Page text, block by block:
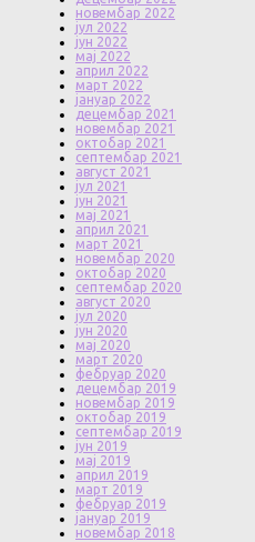
новембар 2022
јул 2022
јун 2022
мај 2022
април 2022
март 2022
јануар 2022
децембар 2021
новембар 2021
октобар 2021
септембар 2021
август 2021
јул 2021
јун 2021
мај 2021
април 2021
март 2021
новембар 2020
октобар 2020
септембар 2020
август 2020
јул 2020
јун 2020
мај 2020
март 2020
фебруар 2020
децембар 2019
новембар 2019
октобар 2019
септембар 2019
јун 2019
мај 2019
април 2019
март 2019
фебруар 2019
јануар 2019
новембар 2018